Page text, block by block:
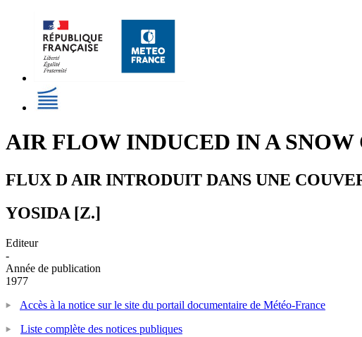
AIR FLOW INDUCED IN A
FLUX D AIR INTRODUIT DANS UNE
YOSIDA [Z.]
Editeur
-
Année de publication
1977
Accès à la notice sur le site du portail documentaire de Météo-France
Liste complète des notices publiques